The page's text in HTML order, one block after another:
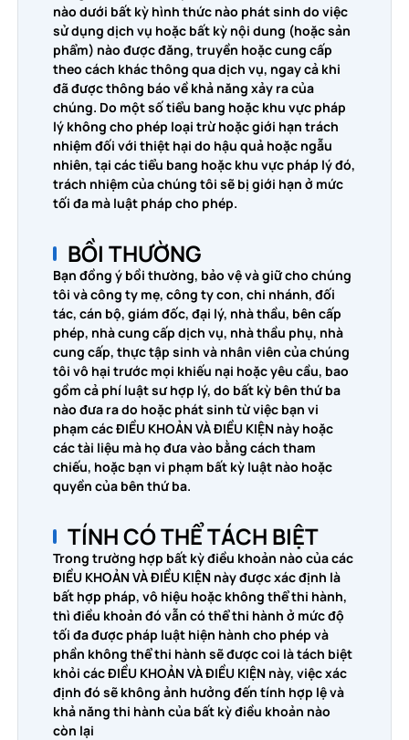
nào dưới bất kỳ hình thức nào phát sinh do việc
sử dụng dịch vụ hoặc bất kỳ nội dung (hoặc sản
phẩm) nào được đăng, truyền hoặc cung cấp
theo cách khác thông qua dịch vụ, ngay cả khi
đã được thông báo về khả năng xảy ra của
chúng. Do một số tiểu bang hoặc khu vực pháp
lý không cho phép loại trừ hoặc giới hạn trách
nhiệm đối với thiệt hại do hậu quả hoặc ngẫu
nhiên, tại các tiểu bang hoặc khu vực pháp lý đó,
trách nhiệm của chúng tôi sẽ bị giới hạn ở mức
tối đa mà luật pháp cho phép.
BỒI THƯỜNG
Bạn đồng ý bồi thường, bảo vệ và giữ cho chúng
tôi và công ty mẹ, công ty con, chi nhánh, đối
tác, cán bộ, giám đốc, đại lý, nhà thầu, bên cấp
phép, nhà cung cấp dịch vụ, nhà thầu phụ, nhà
cung cấp, thực tập sinh và nhân viên của chúng
tôi vô hại trước mọi khiếu nại hoặc yêu cầu, bao
gồm cả phí luật sư hợp lý, do bất kỳ bên thứ ba
nào đưa ra do hoặc phát sinh từ việc bạn vi
phạm các ĐIỀU KHOẢN VÀ ĐIỀU KIỆN này hoặc
các tài liệu mà họ đưa vào bằng cách tham
chiếu, hoặc bạn vi phạm bất kỳ luật nào hoặc
quyền của bên thứ ba.
TÍNH CÓ THỂ TÁCH BIỆT
Trong trường hợp bất kỳ điều khoản nào của các
ĐIỀU KHOẢN VÀ ĐIỀU KIỆN này được xác định là
bất hợp pháp, vô hiệu hoặc không thể thi hành,
thì điều khoản đó vẫn có thể thi hành ở mức độ
tối đa được pháp luật hiện hành cho phép và
phần không thể thi hành sẽ được coi là tách biệt
khỏi các ĐIỀU KHOẢN VÀ ĐIỀU KIỆN này, việc xác
định đó sẽ không ảnh hưởng đến tính hợp lệ và
khả năng thi hành của bất kỳ điều khoản nào
còn lại